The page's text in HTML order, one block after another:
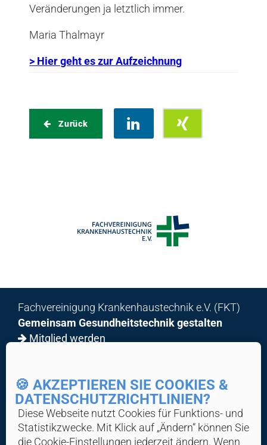
🍪 AKZEPTIEREN SIE COOKIES &
DATENSCHUTZ­RICHTLINIEN?
Diese Webseite nutzt Cookies für Funktions- und
Statistik­zwecke. Mit Klick auf „Ändern“ können Sie
die Cookie-Ein­stellungen jederzeit ändern. Wenn
Veränderungen ja letztlich immer.
Maria Thalmayr
> Hier geht es zur Aufzeichnung
Zurück
Fachvereinigung Krankenhaustechnik e.V. (FKT)
Gemeinsam Gesundheitstechnik gestalten
Mitglied werden
© 2026 FKT
Home
Über Uns
News & Wissen